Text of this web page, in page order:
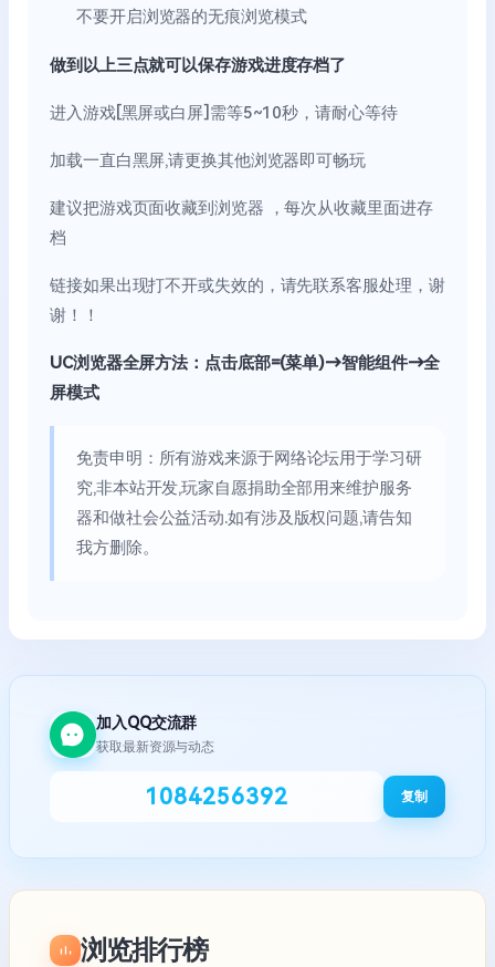
不要开启浏览器的无痕浏览模式
做到以上三点就可以保存游戏进度存档了
进入游戏[黑屏或白屏]需等5~10秒，请耐心等待
加载一直白黑屏,请更换其他浏览器即可畅玩
建议把游戏页面收藏到浏览器 ，每次从收藏里面进存
档
链接如果出现打不开或失效的，请先联系客服处理，谢
谢！！
UC浏览器全屏方法：点击底部=(菜单)→智能组件→全
屏模式
免责申明：所有游戏来源于网络论坛用于学习研
究,非本站开发,玩家自愿捐助全部用来维护服务
器和做社会公益活动.如有涉及版权问题,请告知
我方删除。
加入QQ交流群
获取最新资源与动态
1084256392 复制
浏览排行榜